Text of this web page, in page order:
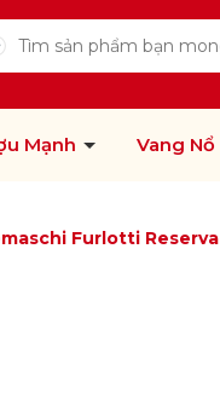
Mạnh Vang Nổ
Furlotti